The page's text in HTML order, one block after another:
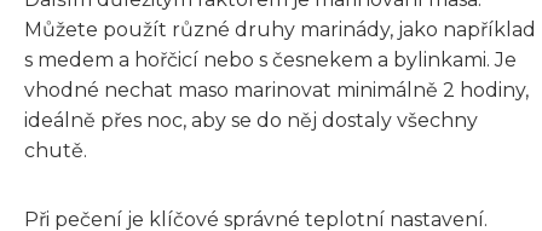
Můžete použít různé druhy marinády, jako například
s medem a hořčicí nebo s česnekem a bylinkami. Je
vhodné nechat maso marinovat minimálně 2 hodiny,
ideálně přes noc, aby se do něj dostaly všechny
chutě.
Při pečení je klíčové správné teplotní nastavení.